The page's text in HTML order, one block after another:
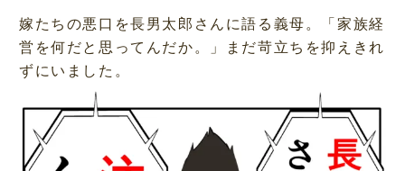
嫁たちの悪口を長男太郎さんに語る義母。「家族経
営を何だと思ってんだか。」まだ苛立ちを抑えきれ
ずにいました。